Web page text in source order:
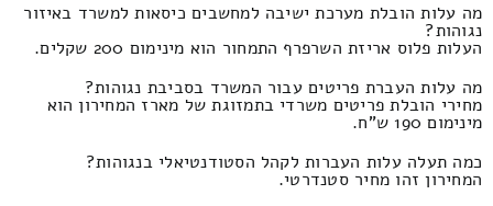
מה עלות הובלת מערכת ישיבה למחשבים כיסאות למשרד באיזור
נגוהות?
העלות פלוס אריזת השרפרף התמחור הוא מינימום 200 שקלים.
מה עלות העברת פריטים עבור המשרד בסביבת נגוהות?
מחירי הובלת פריטים משרדי בתמזוגת של מארז המחירון הוא
מינימום 190 ש"ח.
כמה תעלה עלות העברות לקהל הסטודנטיאלי בנגוהות?
המחירון זהו מחיר סטנדרטי.